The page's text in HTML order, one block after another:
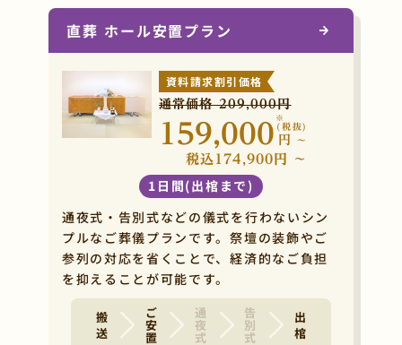
直葬 ホール安置プラン
資料請求割引価格
通常価格 209,000円
159,000
※
円
(税抜)
~
税込174,900円 ~
1日間(出棺まで)
通夜式・告別式などの儀式を行わないシン
プルなご葬儀プランです。祭壇の装飾やご
参列の対応を省くことで、経済的なご負担
を抑えることが可能です。
搬 送 ご安置 通夜式 告別式 出 棺